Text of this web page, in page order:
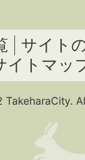
サイト
イトマッ